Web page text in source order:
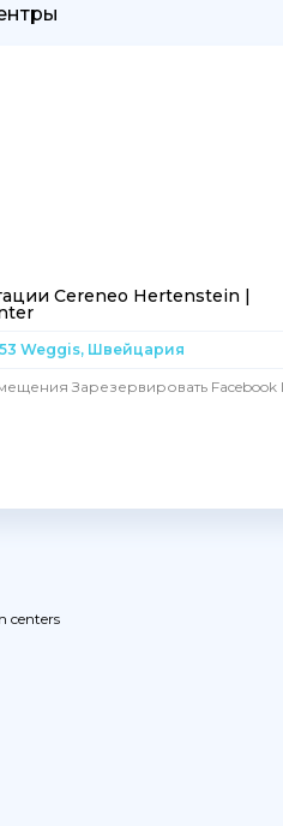
Cereneo Hertenstein |
Weggis, Швейцария
Зарезервировать Facebook
centers